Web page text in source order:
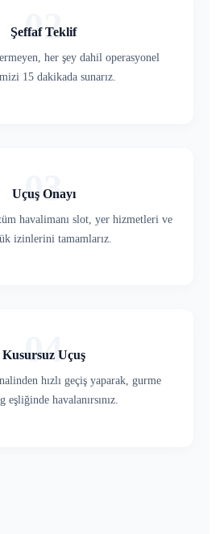
02
Şeffaf Teklif
her şey dahil operasyonel
15 dakikada sunarız.
03
Uçuş Onayı
havalimanı slot, yer hizmetleri ve
izinlerini tamamlarız.
04
Kusursuz Uçuş
hızlı geçiş yaparak, gurme
eşliğinde havalanırsınız.